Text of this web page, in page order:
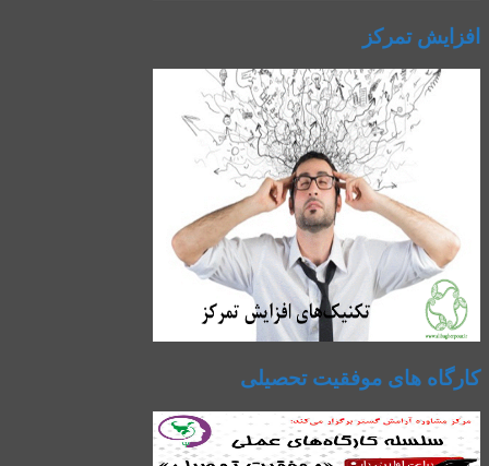
افزایش تمرکز
کارگاه های موفقیت تحصیلی